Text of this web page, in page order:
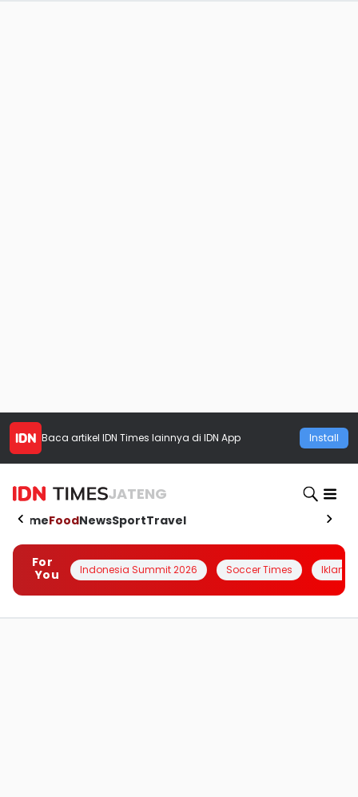
Baca artikel IDN Times lainnya di IDN App Install
JATENG
HomeFoodNewsSportTravel
For
You
Indonesia Summit 2026 Soccer Times Iklanin